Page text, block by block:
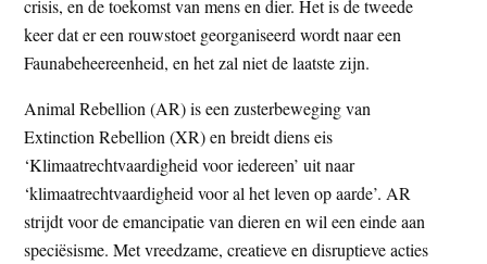
crisis, en de toekomst van mens en dier. Het is de tweede
keer dat er een rouwstoet georganiseerd wordt naar een
Faunabeheereenheid, en het zal niet de laatste zijn.
Animal Rebellion (AR) is een zusterbeweging van
Extinction Rebellion (XR) en breidt diens eis
‘Klimaatrechtvaardigheid voor iedereen’ uit naar
‘klimaatrechtvaardigheid voor al het leven op aarde’. AR
strijdt voor de emancipatie van dieren en wil een einde aan
speciësisme. Met vreedzame, creatieve en disruptieve acties